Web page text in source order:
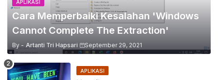
APLIKASI
Cara Memperbaiki Kesalahan 'Windows
Cannot Complete The Extraction'
By - Artanti Tri Hapsari September 29, 2021
APLIKASI